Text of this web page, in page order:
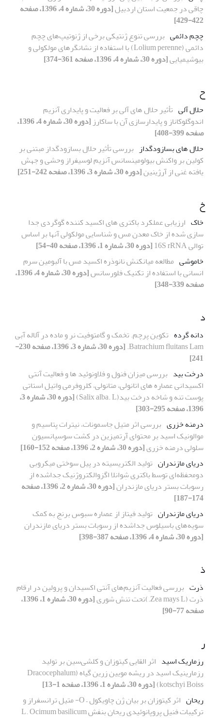
چاقی در جمعیت استان اردبیل
[دوره 30، شماره 4، 1396، صفحه
422-429]
چچم دائمی بررسی تنوع ژنتیکی برخی از ژنوتیپ‌های چچم
دائمی (Lolium perenne) با استفاده از نشانگرهای مولکولی و
بیوشیمیایی[دوره 30، شماره 4، 1396، صفحه 361-374]
ح
حلال آلی تأثیر حلال های آلی بر فعالیت و پایداری آنزیم
اندوگلوکاناز و پایدارسازی آن با ساکارز
[دوره 30، شماره 4، 1396،
صفحه 399-408]
حلال های بسازودگداز بررسی تأثیر حلال بسازودگداز مبتنی بر
کولین بر واکنش بیولومینسانس آنزیم لوسیفراز وحشی و جهش
یافته غنی از آرژینین[دوره 30، شماره 3، 1396، صفحه 242-251]
خ
خاک ارزیابی عملکرد باکتری های اکسید کننده گوگردی جدا
سازی شده از خاک معدن مس و شناسایی مولکولی آنها بر اساس
توالی 16S rRNA
[دوره 30، شماره 1، 1396، صفحه 40-54]
خاموشی مطالعه میانکنش نانوذره اکسید مس با آلبومین سرم
انسانی با استفاده از تکنیک فلورسانس
[دوره 30، شماره 4، 1396،
صفحه 339-348]
د
دانه گرده تکوین پرچم. تخمک و گامتوفیت نر و ماده در آلاله آبی
Batrachium fluitans Lam.
[دوره 30، شماره 3، 1396، صفحه 230-
241]
درخت بید بررسی میزان فنول و فلاونوئید ها و فعالیت آنتی
اکسیدانی عصاره های اتانولی، متانولی، کلروفرمی واتیل استاتی
پوست تنه و شاخه درخت بید(Salix alba. L)
[دوره 30، شماره 3،
1396، صفحه 295-303]
درمنه خزری بررسی اثر متیل جاسمونات، نیترات پتاسیم و
موالونیک اسید بر محتوای آرتمیزین در کشت سوسپانسیون
سلولی درمنه خزری[دوره 30، شماره 2، 1396، صفحه 152-160]
دریای مازندران تولید الکتریسیته در پیل سوختی میکروبی
دومحفظه‌ای توسط باکتری شِوانلا اگزوالکتروژنیک جداشده از
رسوبات بستر دریای مازندران
[دوره 30، شماره 2، 1396، صفحه
174-187]
دریای مازندران تولید فیتاز از عصاره سبوس برنج به کمک
سویه‌های باسیلوس جداشده از رسوبات بستر دریای مازندران
[دوره 30، شماره 4، 1396، صفحه 387-398]
ذ
ذرت بررسی فعالیت آنزیم‌های آنتی اکسیدان و پرولین در ارقام
ذرت (Zea mays L.)تحت تنش شوری
[دوره 30، شماره 1، 1396،
صفحه 77-90]
ر
رزماریک اسید اثر القایی کیتوزان و کلشی‌سین بر تولید
رزمارینیک اسید در ریشه مویین زرین گیاه (Dracocephalum
kotschyi Boiss) [دوره 30، شماره 1، 1396، صفحه 1-13]
ریحان
اثر کیتوزان بر بیان ژن چاویکول – O- متیل ترانسفراز و
ترکیبات فنیل پروپانوئیدی ریحان بنفش L. Ocimum basilicum